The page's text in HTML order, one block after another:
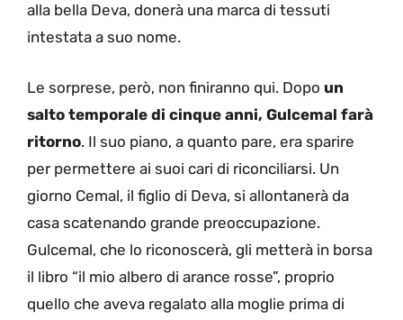
alla bella Deva, donerà una marca di tessuti
intestata a suo nome.
Le sorprese, però, non finiranno qui. Dopo un
salto temporale di cinque anni, Gulcemal farà
ritorno. Il suo piano, a quanto pare, era sparire
per permettere ai suoi cari di riconciliarsi. Un
giorno Cemal, il figlio di Deva, si allontanerà da
casa scatenando grande preoccupazione.
Gulcemal, che lo riconoscerà, gli metterà in borsa
il libro “il mio albero di arance rosse”, proprio
quello che aveva regalato alla moglie prima di